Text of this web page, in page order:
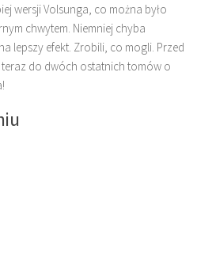
wersji Volsunga, co można było
chwytem. Niemniej chyba
lepszy efekt. Zrobili, co mogli. Przed
do dwóch ostatnich tomów o